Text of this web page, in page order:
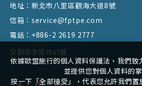
地址： 新北市八里區觀海大道8號
信箱： service@fptpe.com
電話： +886-2 2619 2777
交觀宿字第1561號
依據歐盟施行的個人資料保護法，我們致
並提供您對個人資料的掌
按一下「全部接受」，代表您允許我們